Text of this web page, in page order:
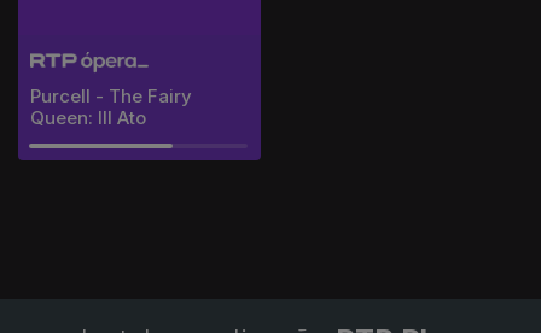
Purcell - The Fairy
Queen: III Ato